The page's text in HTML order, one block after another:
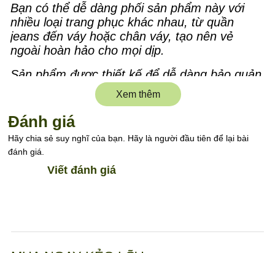
Xem thêm
Bạn có thể dễ dàng phối sản phẩm này với
nhiều loại trang phục khác nhau, từ quần
jeans đến váy hoặc chân váy, tạo nên vẻ
ngoài hoàn hảo cho mọi dịp.
Sản phẩm được thiết kế để dễ dàng bảo quản,
không dễ nhăn và luôn giữ được form dáng
sau nhiều lần giặt.
Phong cách hiện đại, sự tiện lợi, và sự thoải
mái là những gì sản phẩm này mang lại. Đây
là một lựa chọn linh hoạt cho tủ đồ của bạn,
dễ dàng kết hợp với các phụ kiện khác.
Xuất xứ: Việt Nam
Đánh giá
Hãy chia sẻ suy nghĩ của bạn. Hãy là người đầu tiên để lại bài
đánh giá.
Viết đánh giá